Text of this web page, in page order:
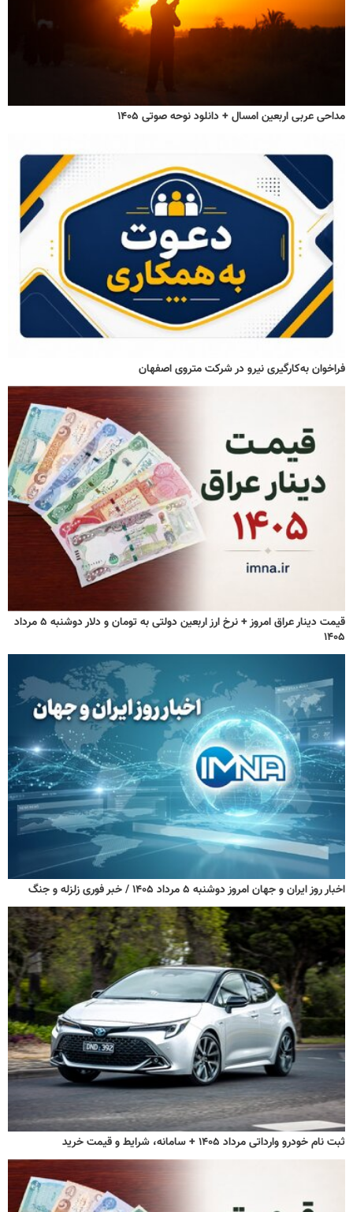
مداحی عربی اربعین امسال + دانلود نوحه صوتی ۱۴۰۵
فراخوان به‌کارگیری نیرو در شرکت متروی اصفهان
قیمت دینار عراق امروز + نرخ ارز اربعین دولتی به تومان و دلار دوشنبه ۵ مرداد
۱۴۰۵
اخبار روز ایران و جهان امروز دوشنبه ۵ مرداد ۱۴۰۵ / خبر فوری زلزله و جنگ
ثبت نام خودرو وارداتی مرداد ۱۴۰۵ + سامانه، شرایط و قیمت خرید